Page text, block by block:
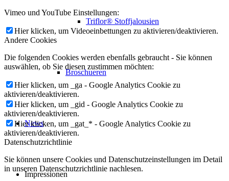
Triflor® Stoffjalousien
Broschueren
News
Impressionen
Vimeo und YouTube Einstellungen:
Hier klicken, um Videoeinbettungen zu aktivieren/deaktivieren.
Andere Cookies
Die folgenden Cookies werden ebenfalls gebraucht - Sie können
auswählen, ob Sie diesen zustimmen möchten:
Hier klicken, um _ga - Google Analytics Cookie zu
aktivieren/deaktivieren.
Hier klicken, um _gid - Google Analytics Cookie zu
aktivieren/deaktivieren.
Hier klicken, um _gat_* - Google Analytics Cookie zu
aktivieren/deaktivieren.
Datenschutzrichtlinie
Sie können unsere Cookies und Datenschutzeinstellungen im Detail
in unseren Datenschutzrichtlinie nachlesen.